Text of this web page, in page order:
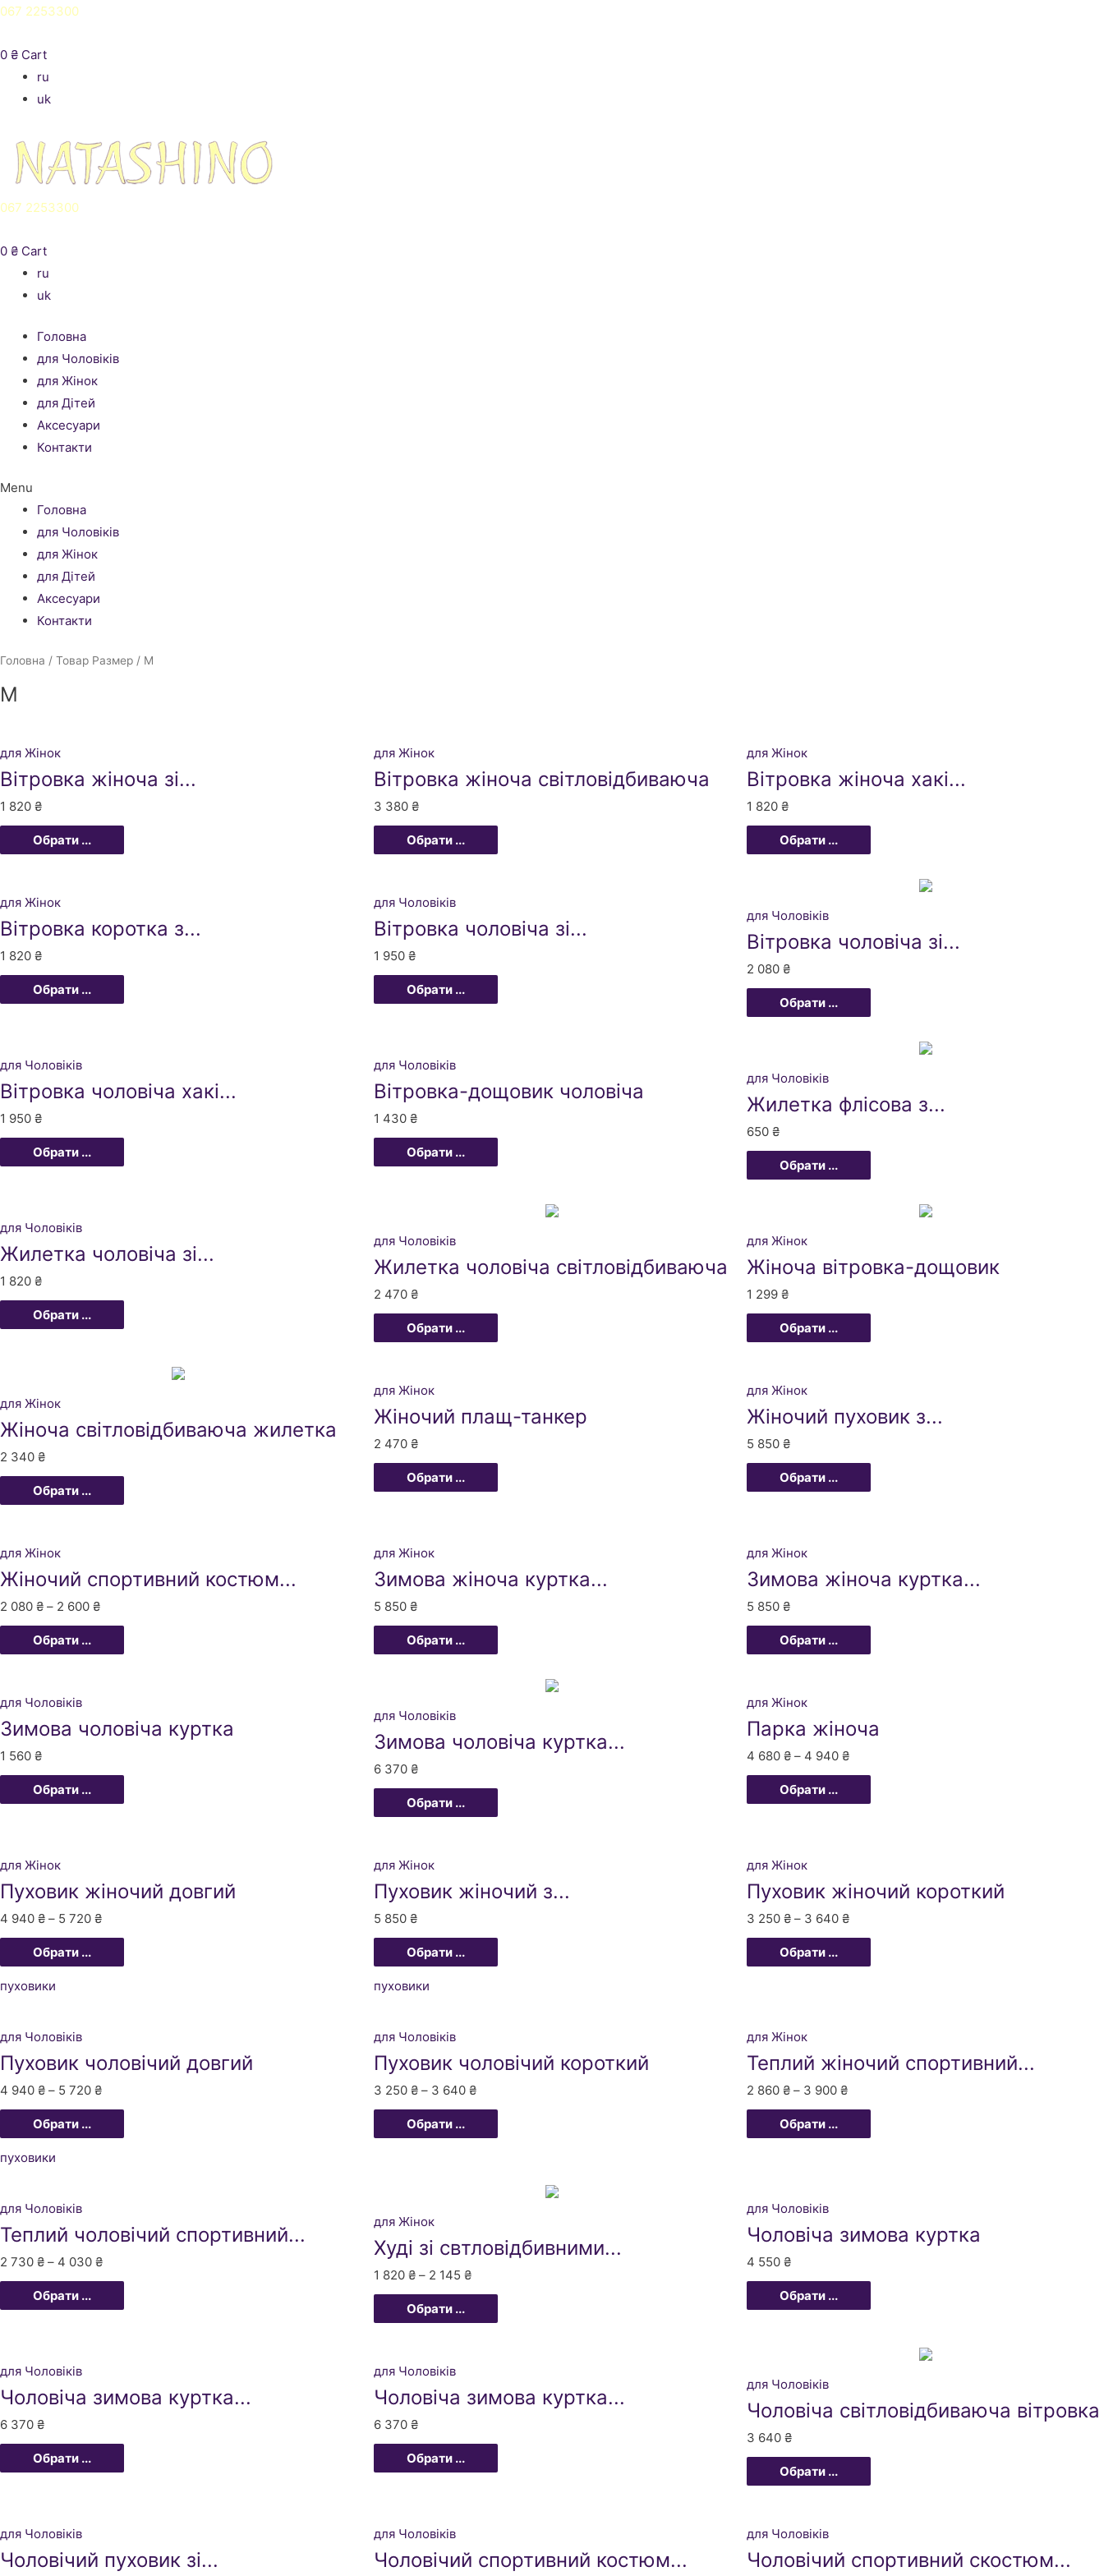
067 2253300
0 ₴ Cart
ru
uk
067 2253300
0 ₴ Cart
ru
uk
Головна
для Чоловіків
для Жінок
для Дітей
Аксесуари
Контакти
Menu
Головна
для Чоловіків
для Жінок
для Дітей
Аксесуари
Контакти
Головна / Товар Размер / M
M
для Жінок
Вітровка жіноча зі...
1 820 ₴
Обрати ...
для Жінок
Вітровка жіноча світловідбиваюча
3 380 ₴
Обрати ...
для Жінок
Вітровка жіноча хакі...
1 820₴
Обрати ...
для Жінок
Вітровка коротка з...
1 820 ₴
Обрати ...
для Чоловіків
Вітровка чоловіча зі...
1 950 ₴
Обрати ...
для Чоловіків
Вітровка чоловіча зі...
2 080₴
Обрати ...
для Чоловіків
Вітровка чоловіча хакі...
1 950 ₴
Обрати ...
для Чоловіків
Вітровка-дощовик чоловіча
1 430 ₴
Обрати ...
для Чоловіків
Жилетка флісова з...
650₴
Обрати ...
для Чоловіків
Жилетка чоловіча зі...
1 820 ₴
Обрати ...
для Чоловіків
Жилетка чоловіча світловідбиваюча
2 470 ₴
Обрати ...
для Жінок
Жіноча вітровка-дощовик
1 299₴
Обрати ...
для Жінок
Жіноча світловідбиваюча жилетка
2 340 ₴
Обрати ...
для Жінок
Жіночий плащ-танкер
2 470 ₴
Обрати ...
для Жінок
Жіночий пуховик з...
5 850₴
Обрати ...
для Жінок
Жіночий спортивний костюм...
2 080 ₴ – 2 600 ₴
Обрати ...
для Жінок
Зимова жіноча куртка...
5 850 ₴
Обрати ...
для Жінок
Зимова жіноча куртка...
5 850₴
Обрати ...
для Чоловіків
Зимова чоловіча куртка
1 560 ₴
Обрати ...
для Чоловіків
Зимова чоловіча куртка...
6 370 ₴
Обрати ...
для Жінок
Парка жіноча
4 680₴ – 4 940₴
Обрати ...
для Жінок
Пуховик жіночий довгий
4 940 ₴ – 5 720 ₴
Обрати ...
пуховики
для Жінок
Пуховик жіночий з...
5 850 ₴
Обрати ...
пуховики
для Жінок
Пуховик жіночий короткий
3 250₴ – 3 640₴
Обрати ...
для Чоловіків
Пуховик чоловічий довгий
4 940 ₴ – 5 720 ₴
Обрати ...
пуховики
для Чоловіків
Пуховик чоловічий короткий
3 250 ₴– 3 640 ₴
Обрати ...
для Жінок
Теплий жіночий спортивний...
2 860₴ – 3 900₴
Обрати ...
для Чоловіків
Теплий чоловічий спортивний...
2 730 ₴ – 4 030 ₴
Обрати ...
для Жінок
Худі зі свтловідбивними...
1 820 ₴– 2 145 ₴
Обрати ...
для Чоловіків
Чоловіча зимова куртка
4 550₴
Обрати ...
для Чоловіків
Чоловіча зимова куртка...
6 370 ₴
Обрати ...
для Чоловіків
Чоловіча зимова куртка...
6 370 ₴
Обрати ...
для Чоловіків
Чоловіча світловідбиваюча вітровка
3 640₴
Обрати ...
для Чоловіків
Чоловічий пуховик зі...
для Чоловіків
Чоловічий спортивний костюм...
для Чоловіків
Чоловічий спортивний скостюм...